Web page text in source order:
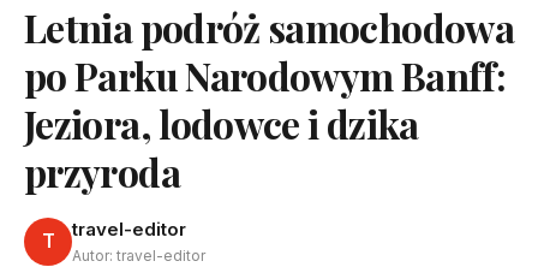
Letnia podróż samochodowa
po Parku Narodowym Banff:
Jeziora, lodowce i dzika
przyroda
T travel-editor
Autor: travel-editor